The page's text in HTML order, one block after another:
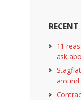
11
ask